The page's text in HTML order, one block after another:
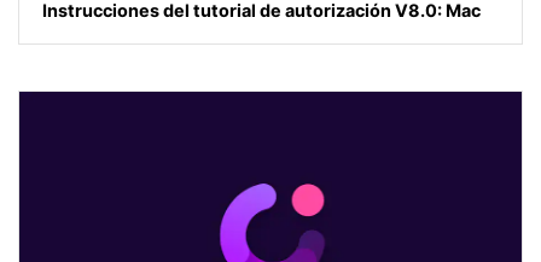
Instrucciones del tutorial de autorización V8.0: Mac